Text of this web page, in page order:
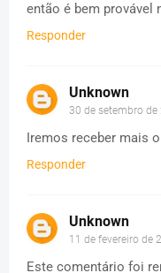
então é bem provável
Responder
Unknown
30 de setembro
Iremos receber mais
Responder
Unknown
11 de fevereiro de
Este comentário foi